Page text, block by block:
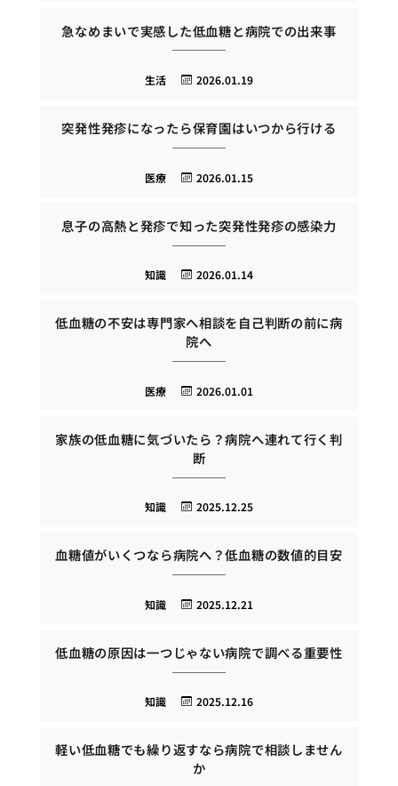
急なめまいで実感した低血糖と病院での出来事
2026.01.19
生活
突発性発疹になったら保育園はいつから行ける
2026.01.15
医療
息子の高熱と発疹で知った突発性発疹の感染力
2026.01.14
知識
低血糖の不安は専門家へ相談を自己判断の前に病
院へ
2026.01.01
医療
家族の低血糖に気づいたら？病院へ連れて行く判
断
2025.12.25
知識
血糖値がいくつなら病院へ？低血糖の数値的目安
2025.12.21
知識
低血糖の原因は一つじゃない病院で調べる重要性
2025.12.16
知識
軽い低血糖でも繰り返すなら病院で相談しません
か